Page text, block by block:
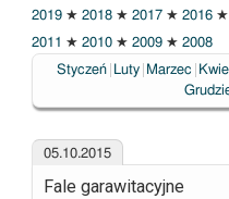
2019 ★ 2018 ★ 2017 ★ 2016 ★
2015
2011 ★ 2010 ★ 2009 ★ 2008
Styczeń
Luty Marzec
05.10.2015
Fale garawitacyjne